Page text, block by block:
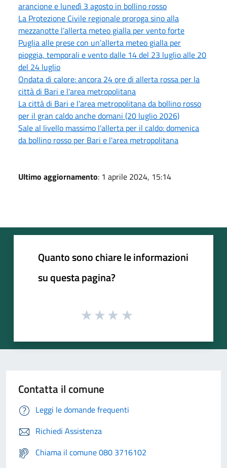
arancione e lunedì 3 agosto in bollino rosso
La Protezione Civile regionale proroga sino alla
mezzanotte l’allerta meteo gialla per vento forte
Puglia alle prese con un’allerta meteo gialla per
pioggia, temporali e vento dalle 14 del 23 luglio alle 20
del 24 luglio
Ondata di calore: ancora 24 ore di allerta rossa per la
città di Bari e l'area metropolitana
La città di Bari e l’area metropolitana da bollino rosso
per il gran caldo anche domani (20 luglio 2026)
Sale al livello massimo l'allerta per il caldo: domenica
da bollino rosso per Bari e l'area metropolitana
Ultimo aggiornamento: 1 aprile 2024, 15:14
Quanto sono chiare le informazioni
su questa pagina?
Contatta il comune
Leggi le domande frequenti
Richiedi Assistenza
Chiama il comune 080 3716102